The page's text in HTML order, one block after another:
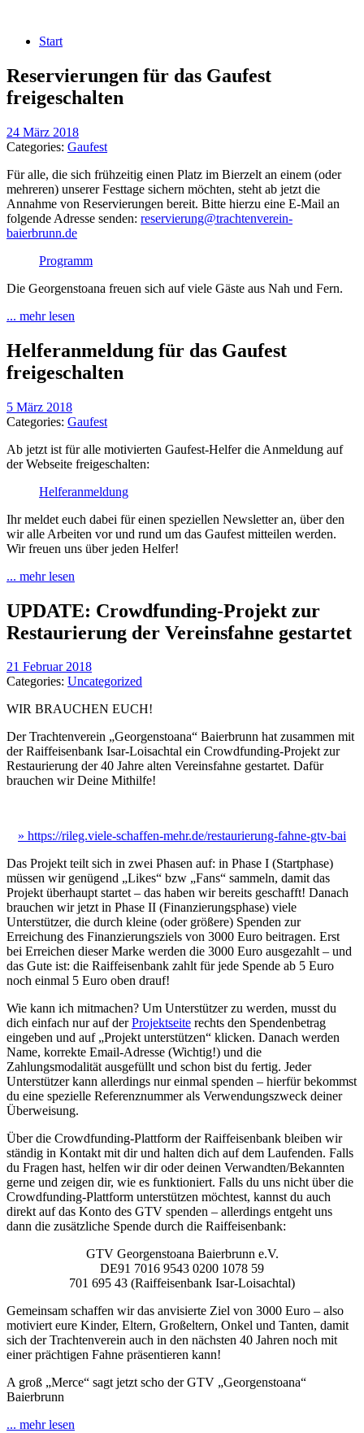
Start
Reservierungen für das Gaufest
freigeschalten
24 März 2018
Categories: Gaufest
Für alle, die sich frühzeitig einen Platz im Bierzelt an einem (oder
mehreren) unserer Festtage sichern möchten, steht ab jetzt die
Annahme von Reservierungen bereit. Bitte hierzu eine E-Mail an
folgende Adresse senden: reservierung@trachtenverein-
baierbrunn.de
Programm
Die Georgenstoana freuen sich auf viele Gäste aus Nah und Fern.
... mehr lesen
Helferanmeldung für das Gaufest
freigeschalten
5 März 2018
Categories: Gaufest
Ab jetzt ist für alle motivierten Gaufest-Helfer die Anmeldung auf
der Webseite freigeschalten:
Helferanmeldung
Ihr meldet euch dabei für einen speziellen Newsletter an, über den
wir alle Arbeiten vor und rund um das Gaufest mitteilen werden.
Wir freuen uns über jeden Helfer!
... mehr lesen
UPDATE: Crowdfunding-Projekt zur
Restaurierung der Vereinsfahne gestartet
21 Februar 2018
Categories: Uncategorized
WIR BRAUCHEN EUCH!
Der Trachtenverein „Georgenstoana“ Baierbrunn hat zusammen mit
der Raiffeisenbank Isar-Loisachtal ein Crowdfunding-Projekt zur
Restaurierung der 40 Jahre alten Vereinsfahne gestartet. Dafür
brauchen wir Deine Mithilfe!
» https://rileg.viele-schaffen-mehr.de/restaurierung-fahne-gtv-bai
Das Projekt teilt sich in zwei Phasen auf: in Phase I (Startphase)
müssen wir genügend „Likes“ bzw „Fans“ sammeln, damit das
Projekt überhaupt startet – das haben wir bereits geschafft! Danach
brauchen wir jetzt in Phase II (Finanzierungsphase) viele
Unterstützer, die durch kleine (oder größere) Spenden zur
Erreichung des Finanzierungsziels von 3000 Euro beitragen. Erst
bei Erreichen dieser Marke werden die 3000 Euro ausgezahlt – und
das Gute ist: die Raiffeisenbank zahlt für jede Spende ab 5 Euro
noch einmal 5 Euro oben drauf!
Wie kann ich mitmachen? Um Unterstützer zu werden, musst du
dich einfach nur auf derProjektseite rechts den Spendenbetrag
eingeben und auf „Projekt unterstützen“ klicken. Danach werden
Name, korrekte Email-Adresse (Wichtig!) und die
Zahlungsmodalität ausgefüllt und schon bist du fertig. Jeder
Unterstützer kann allerdings nur einmal spenden – hierfür bekommst
du eine spezielle Referenznummer als Verwendungszweck deiner
Überweisung.
Über die Crowdfunding-Plattform der Raiffeisenbank bleiben wir
ständig in Kontakt mit dir und halten dich auf dem Laufenden. Falls
du Fragen hast, helfen wir dir oder deinen Verwandten/Bekannten
gerne und zeigen dir, wie es funktioniert. Falls du uns nicht über die
Crowdfunding-Plattform unterstützen möchtest, kannst du auch
direkt auf das Konto des GTV spenden – allerdings entgeht uns
dann die zusätzliche Spende durch die Raiffeisenbank:
GTV Georgenstoana Baierbrunn e.V.
DE91 7016 9543 0200 1078 59
701 695 43 (Raiffeisenbank Isar-Loisachtal)
Gemeinsam schaffen wir das anvisierte Ziel von 3000 Euro – also
motiviert eure Kinder, Eltern, Großeltern, Onkel und Tanten, damit
sich der Trachtenverein auch in den nächsten 40 Jahren noch mit
einer prächtigen Fahne präsentieren kann!
A groß „Merce“ sagt jetzt scho der GTV „Georgenstoana“
Baierbrunn
... mehr lesen